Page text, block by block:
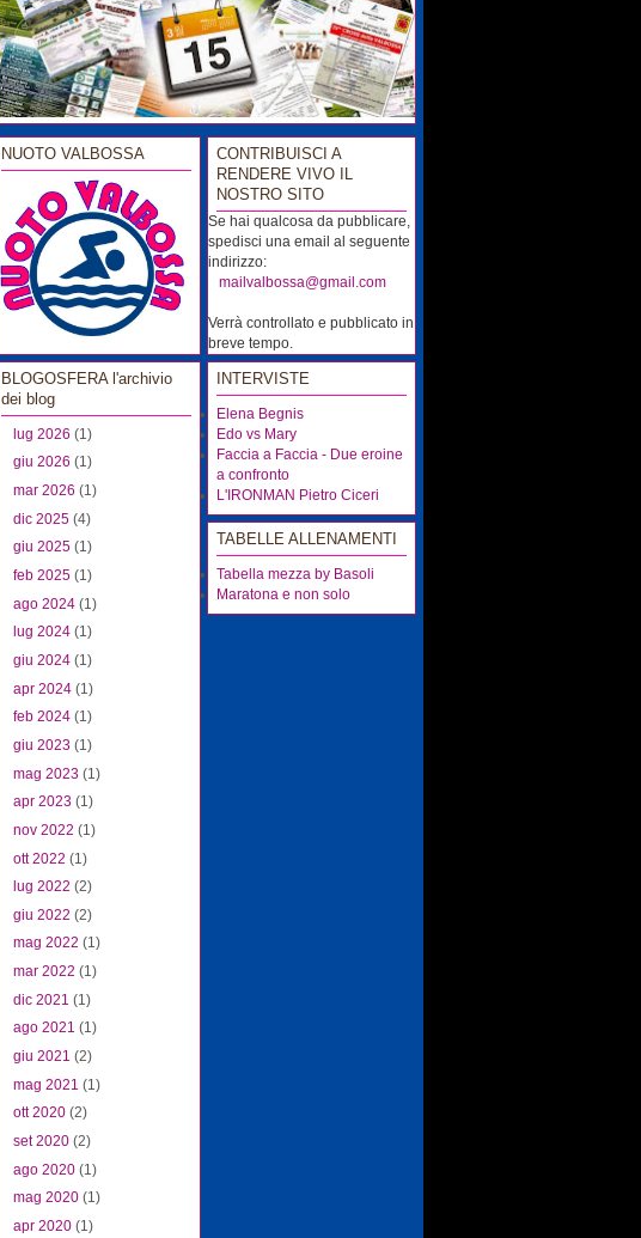
NUOTO VALBOSSA
BLOGOSFERA l'archivio
dei blog
lug 2026 (1)
giu 2026 (1)
mar 2026 (1)
dic 2025 (4)
giu 2025 (1)
feb 2025 (1)
ago 2024 (1)
lug 2024 (1)
giu 2024 (1)
apr 2024 (1)
feb 2024 (1)
giu 2023 (1)
mag 2023 (1)
apr 2023 (1)
nov 2022 (1)
ott 2022 (1)
lug 2022 (2)
giu 2022 (2)
mag 2022 (1)
mar 2022 (1)
dic 2021 (1)
ago 2021 (1)
giu 2021 (2)
mag 2021 (1)
ott 2020 (2)
set 2020 (2)
ago 2020 (1)
mag 2020 (1)
apr 2020 (1)
CONTRIBUISCI A
RENDERE VIVO IL
NOSTRO SITO
Se hai qualcosa da pubblicare,
spedisci una email al seguente
indirizzo:
mailvalbossa@gmail.com
Verrà controllato e pubblicato in
breve tempo.
INTERVISTE
Elena Begnis
Edo vs Mary
Faccia a Faccia - Due eroine
a confronto
L'IRONMAN Pietro Ciceri
TABELLE ALLENAMENTI
Tabella mezza by Basoli
Maratona e non solo